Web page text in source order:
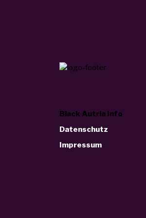
Black Autria Info
Datenschutz
Impressum